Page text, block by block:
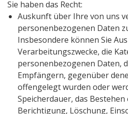
Sie haben das Recht:
Auskunft über Ihre von uns
personenbezogenen Daten
Insbesondere können Sie
Verarbeitungszwecke, die
personenbezogenen Daten,
Empfängern, gegenüber
offengelegt wurden oder
Speicherdauer, das Bestehen
Berichtigung, Löschung,